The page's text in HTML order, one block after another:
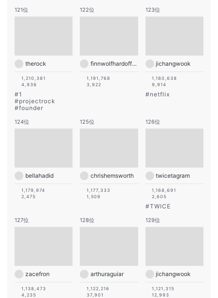
121位
therock
1,210,381
4,936
#1
#projectrock
#founder
122位
finnwolfhardofficial
1,191,768
3,922
123位
jichangwook
1,180,638
9,914
#netflix
124位
bellahadid
1,179,974
2,475
125位
chrishemsworth
1,177,333
1,509
126位
twicetagram
1,168,691
2,605
#TWICE
127位
zacefron
1,138,473
4,235
128位
arthuraguiar
1,122,216
37,901
129位
jichangwook
1,121,315
12,993